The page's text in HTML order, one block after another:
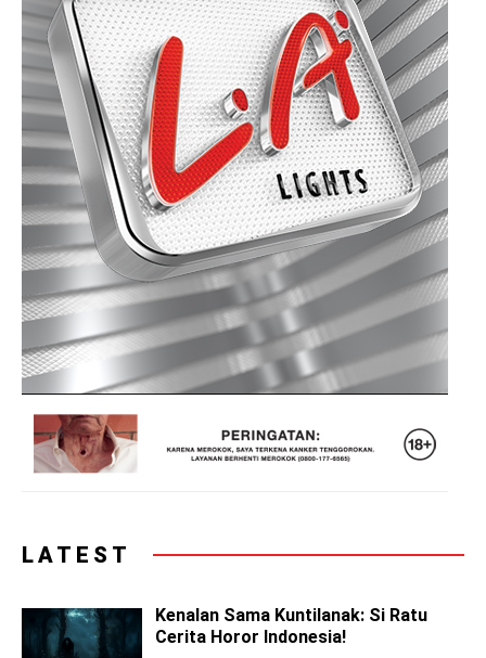
LATEST
Kenalan Sama Kuntilanak: Si Ratu
Cerita Horor Indonesia!